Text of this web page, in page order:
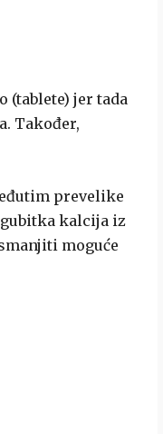
(tablete) jer tada
Također,
prevelike
kalcija iz
moguće